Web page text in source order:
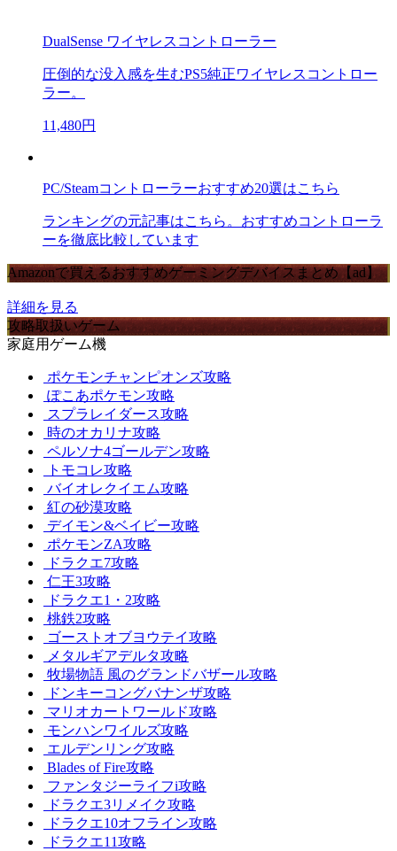
DualSense ワイヤレスコントローラー
圧倒的な没入感を生むPS5純正ワイヤレスコントロー
ラー。
11,480円
PC/Steamコントローラーおすすめ20選はこちら
ランキングの元記事はこちら。おすすめコントローラ
ーを徹底比較しています
Amazonで買えるおすすめゲーミングデバイスまとめ【ad】
詳細を見る
攻略取扱いゲーム
家庭用ゲーム機
ポケモンチャンピオンズ攻略
ぽこあポケモン攻略
スプラレイダース攻略
時のオカリナ攻略
ペルソナ4ゴールデン攻略
トモコレ攻略
バイオレクイエム攻略
紅の砂漠攻略
デイモン&ベイビー攻略
ポケモンZA攻略
ドラクエ7攻略
仁王3攻略
ドラクエ1・2攻略
桃鉄2攻略
ゴーストオブヨウテイ攻略
メタルギアデルタ攻略
牧場物語 風のグランドバザール攻略
ドンキーコングバナンザ攻略
マリオカートワールド攻略
モンハンワイルズ攻略
エルデンリング攻略
Blades of Fire攻略
ファンタジーライフi攻略
ドラクエ3リメイク攻略
ドラクエ10オフライン攻略
ドラクエ11攻略